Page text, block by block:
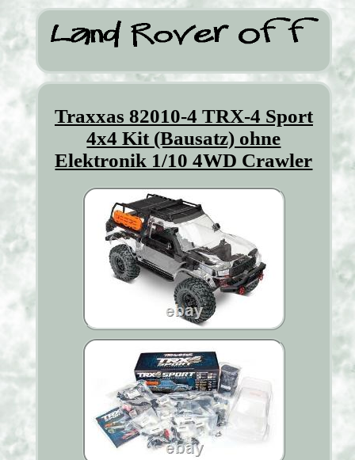
Traxxas 82010-4 TRX-4 Sport
4x4 Kit (Bausatz) ohne
Elektronik 1/10 4WD Crawler